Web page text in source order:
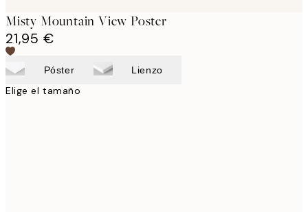
Misty Mountain View Poster
21,95 €
Póster Lienzo
Elige el tamaño